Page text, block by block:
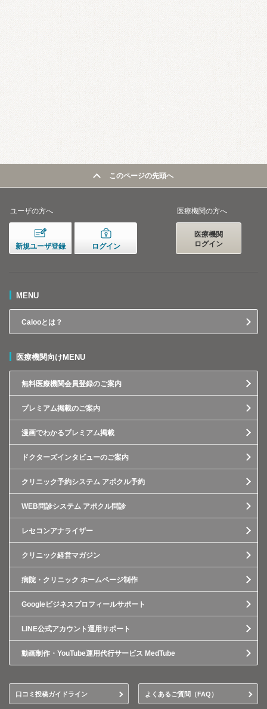
このページの先頭へ
ユーザの方へ
新規ユーザ登録 ログイン
医療機関の方へ
医療機関
ログイン
MENU
Calooとは？
医療機関向けMENU
無料医療機関会員登録のご案内
プレミアム掲載のご案内
漫画でわかるプレミアム掲載
ドクターズインタビューのご案内
クリニック予約システム アポクル予約
WEB問診システム アポクル問診
レセコンアナライザー
クリニック経営マガジン
病院・クリニック ホームページ制作
Googleビジネスプロフィールサポート
LINE公式アカウント運用サポート
動画制作・YouTube運用代行サービス MedTube
口コミ投稿ガイドライン よくあるご質問（FAQ）